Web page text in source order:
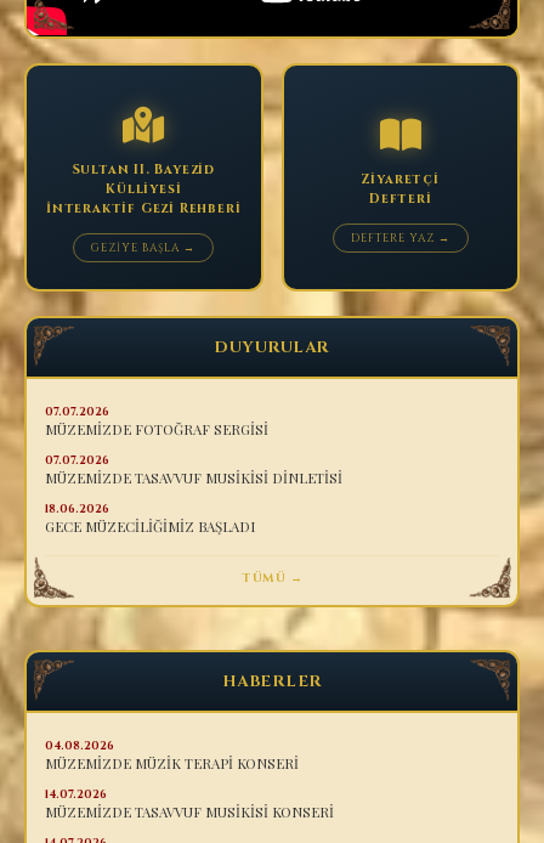
Sultan II. Bayezid
Külliyesi
İnteraktif Gezi Rehberi
GEZİYE BAŞLA →
Ziyaretçi
Defteri
DEFTERE YAZ →
DUYURULAR
07.07.2026
MÜZEMİZDE FOTOĞRAF SERGİSİ
07.07.2026
MÜZEMİZDE TASAVVUF MUSİKİSİ DİNLETİSİ
18.06.2026
GECE MÜZECİLİĞİMİZ BAŞLADI
TÜMÜ →
HABERLER
04.08.2026
MÜZEMİZDE MÜZİK TERAPİ KONSERİ
14.07.2026
MÜZEMİZDE TASAVVUF MUSİKİSİ KONSERİ